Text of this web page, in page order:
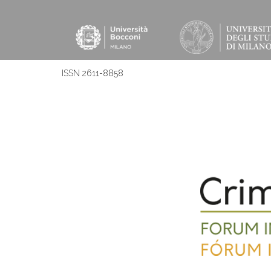
ISSN 2611-8858